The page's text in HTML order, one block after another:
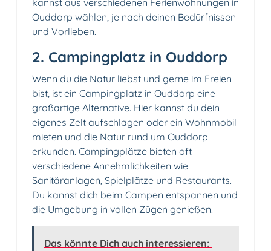
kannst aus verschiedenen Ferienwohnungen in
Ouddorp wählen, je nach deinen Bedürfnissen
und Vorlieben.
2. Campingplatz in Ouddorp️
Wenn du die Natur liebst und gerne im Freien
bist, ist ein Campingplatz in Ouddorp eine
großartige Alternative. Hier kannst du dein
eigenes Zelt aufschlagen oder ein Wohnmobil
mieten und die Natur rund um Ouddorp
erkunden. Campingplätze bieten oft
verschiedene Annehmlichkeiten wie
Sanitäranlagen, Spielplätze und Restaurants.
Du kannst dich beim Campen entspannen und
die Umgebung in vollen Zügen genießen.
Das könnte Dich auch interessieren: